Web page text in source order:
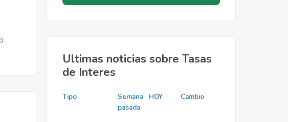
Ultimas noticias sobre Tasas
de Interes
Tipo
Semana
pasada
HOY Cambio